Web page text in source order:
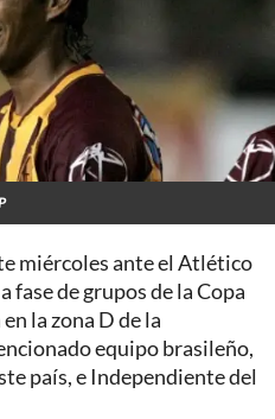
miércoles ante el Atlético
fase de grupos de la Copa
la zona D de la
equipo brasileño,
país, e Independiente del